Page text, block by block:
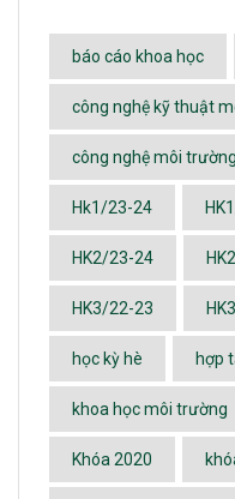
báo cáo khoa học
công nghệ kỹ thuật
công nghệ môi trường
Hk1/23-24
HK2/23-24
HK3/22-23
học kỳ hè hợp
khoa học môi trường
Khóa 2020